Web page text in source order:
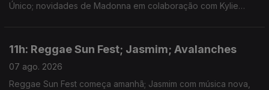
Único; novidades de Madonna em colaboração com Kylie
11h: Reggae Sun Fest; Jasmim; Avalanches
07 ago. 2026
Reggae Sun Fest começa amanhã; Jasmim com música nova,